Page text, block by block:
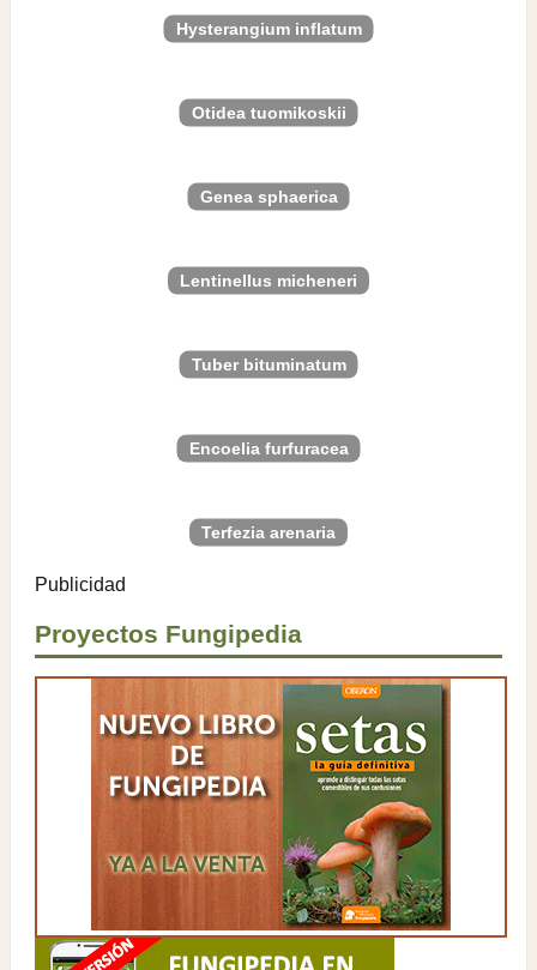
Hysterangium inflatum
Otidea tuomikoskii
Genea sphaerica
Lentinellus micheneri
Tuber bituminatum
Encoelia furfuracea
Terfezia arenaria
Publicidad
Proyectos Fungipedia